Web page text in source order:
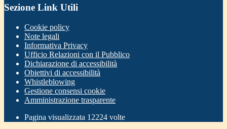
Sezione Link Utili
Cookie policy
Note legali
Informativa Privacy
Ufficio Relazioni con il Pubblico
Dichiarazione di accessibilità
Obiettivi di accessibilità
Whistleblowing
Gestione consensi cookie
Amministrazione trasparente
Pagina visualizzata 12224 volte